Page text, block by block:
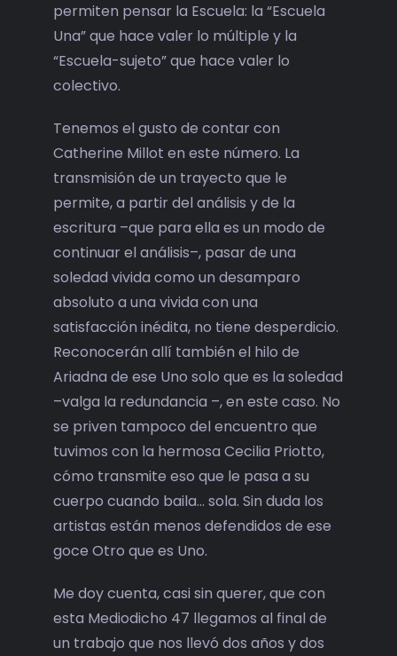
permiten pensar la Escuela: la “Escuela
Una” que hace valer lo múltiple y la
“Escuela-sujeto” que hace valer lo
colectivo.
Tenemos el gusto de contar con
Catherine Millot en este número. La
transmisión de un trayecto que le
permite, a partir del análisis y de la
escritura –que para ella es un modo de
continuar el análisis–, pasar de una
soledad vivida como un desamparo
absoluto a una vivida con una
satisfacción inédita, no tiene desperdicio.
Reconocerán allí también el hilo de
Ariadna de ese Uno solo que es la soledad
–valga la redundancia –, en este caso. No
se priven tampoco del encuentro que
tuvimos con la hermosa Cecilia Priotto,
cómo transmite eso que le pasa a su
cuerpo cuando baila… sola. Sin duda los
artistas están menos defendidos de ese
goce Otro que es Uno.
Me doy cuenta, casi sin querer, que con
esta Mediodicho 47 llegamos al final de
un trabajo que nos llevó dos años y dos